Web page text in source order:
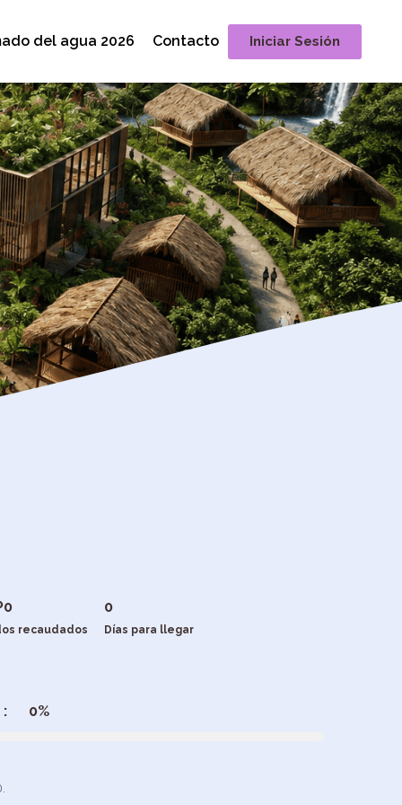
del agua 2026 Contacto Iniciar Sesión
0
recaudados
0
Días para llegar
0%